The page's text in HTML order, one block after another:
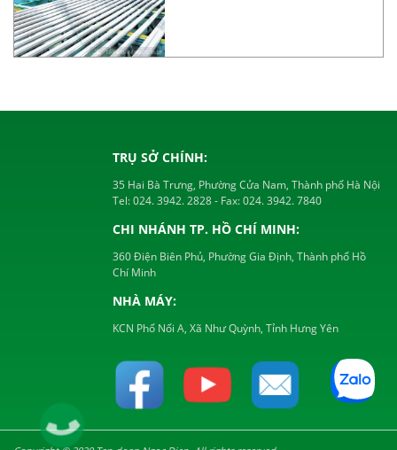
TRỤ SỞ CHÍNH:
35 Hai Bà Trưng, Phường Cửa Nam, Thành phố Hà Nội
Tel:024. 3942. 2828- Fax:024. 3942. 7840
CHI NHÁNH TP. HỒ CHÍ MINH:
360 Điện Biên Phủ, Phường Gia Định, Thành phố Hồ
Chí Minh
NHÀ MÁY:
KCN Phố Nối A, Xã Như Quỳnh, Tỉnh Hưng Yên